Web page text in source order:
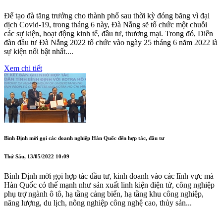
Để tạo đà tăng trưởng cho thành phố sau thời kỳ đóng băng vì đại
dịch Covid-19, trong tháng 6 này, Đà Nẵng sẽ tổ chức một chuỗi
các sự kiện, hoạt động kinh tế, đầu tư, thương mại. Trong đó, Diễn
đàn đầu tư Đà Nẵng 2022 tổ chức vào ngày 25 tháng 6 năm 2022 là
sự kiện nổi bật nhất....
Xem chi tiết
Bình Định mời gọi các doanh nghiệp Hàn Quốc đến hợp tác, đầu tư
Thứ Sáu, 13/05/2022 10:09
Bình Định mời gọi hợp tác đầu tư, kinh doanh vào các lĩnh vực mà
Hàn Quốc có thế mạnh như sản xuất linh kiện điện tử, công nghiệp
phụ trợ ngành ô tô, hạ tầng cảng biển, hạ tầng khu công nghiệp,
năng lượng, du lịch, nông nghiệp công nghệ cao, thủy sản...